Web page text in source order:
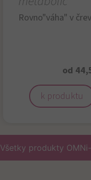
Rovno"váha" v
od
k produktu
Všetky produkty